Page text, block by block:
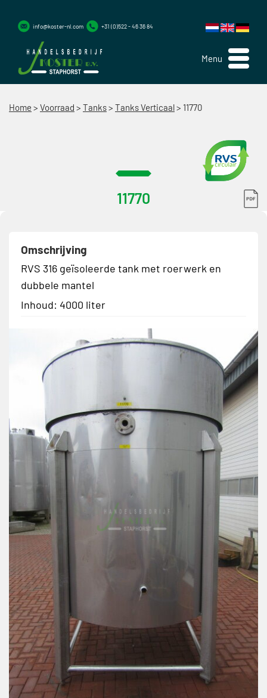
Menu
info@koster-nl.com +31 (0)522 - 46 36 84
Home > Voorraad > Tanks> Tanks Verticaal> 11770
11770
Omschrijving
RVS 316 geïsoleerde tank met roerwerk en
dubbele mantel
Inhoud: 4000 liter